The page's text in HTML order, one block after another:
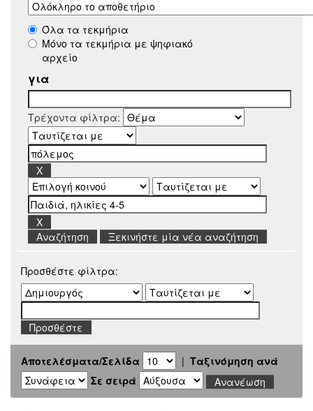
Όλα τα τεκμήρια
Μόνο τα τεκμήρια με ψηφιακό
αρχείο
για
Τρέχοντα φίλτρα:
Ξεκινήστε μία νέα αναζήτηση
Προσθέστε φίλτρα:
Αποτελέσματα/Σελίδα | Ταξινόμηση ανά
Σε σειρά